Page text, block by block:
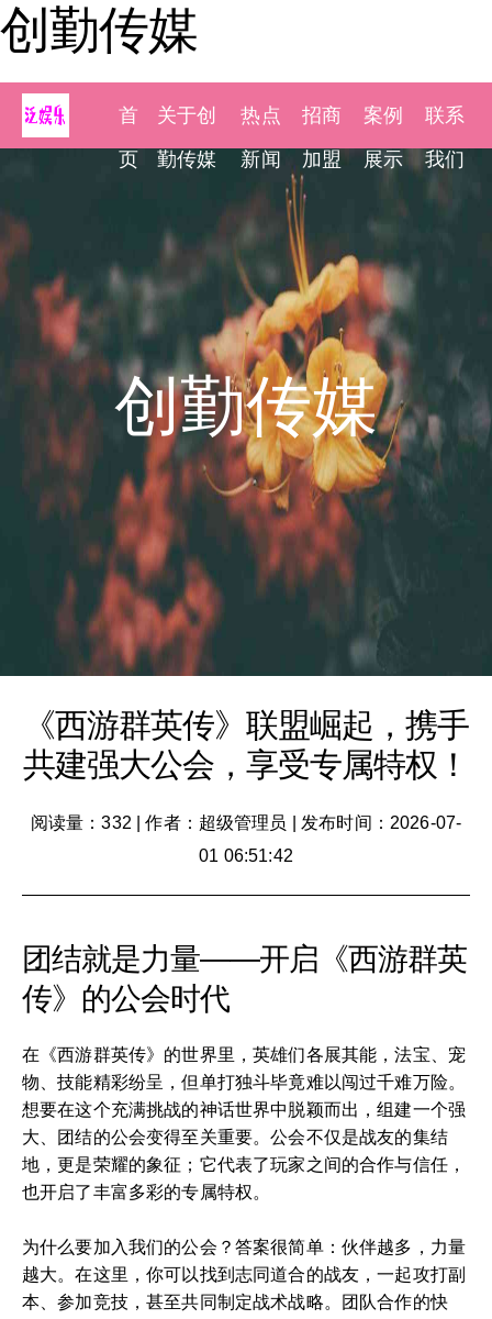
创勤传媒
首
页
关于创
勤传媒
热点
新闻
招商
加盟
案例
展示
联系
我们
创勤传媒
《西游群英传》联盟崛起，携手
共建强大公会，享受专属特权！
阅读量：332 |作者：超级管理员
发布时间：2026-07-
01 06:51:42
团结就是力量——开启《西游群英
传》的公会时代
在《西游群英传》的世界里，英雄们各展其能，法宝、宠
物、技能精彩纷呈，但单打独斗毕竟难以闯过千难万险。
想要在这个充满挑战的神话世界中脱颖而出，组建一个强
大、团结的公会变得至关重要。公会不仅是战友的集结
地，更是荣耀的象征；它代表了玩家之间的合作与信任，
也开启了丰富多彩的专属特权。
为什么要加入我们的公会？答案很简单：伙伴越多，力量
越大。在这里，你可以找到志同道合的战友，一起攻打副
本、参加竞技，甚至共同制定战术战略。团队合作的快